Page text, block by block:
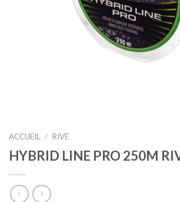
ACCUEIL / RIVE
HYBRID LINE PRO 250M